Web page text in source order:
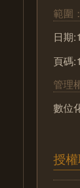
範圍：
日期
頁碼
管理
數位
授